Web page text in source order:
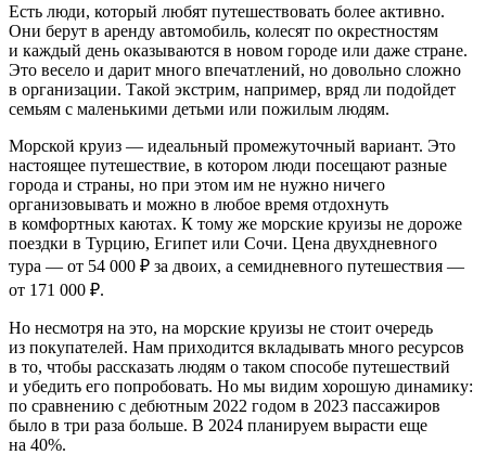
Есть люди, который любят путешествовать более активно.
Они берут в аренду автомобиль, колесят по окрестностям
и каждый день оказываются в новом городе или даже стране.
Это весело и дарит много впечатлений, но довольно сложно
в организации. Такой экстрим, например, вряд ли подойдет
семьям с маленькими детьми или пожилым людям.
Морской круиз — идеальный промежуточный вариант. Это
настоящее путешествие, в котором люди посещают разные
города и страны, но при этом им не нужно ничего
организовывать и можно в любое время отдохнуть
в комфортных каютах. К тому же морские круизы не дороже
поездки в Турцию, Египет или Сочи. Цена двухдневного
тура — от 54 000 ₽ за двоих, а семидневного путешествия —
от 171 000 ₽.
Но несмотря на это, на морские круизы не стоит очередь
из покупателей. Нам приходится вкладывать много ресурсов
в то, чтобы рассказать людям о таком способе путешествий
и убедить его попробовать. Но мы видим хорошую динамику:
по сравнению с дебютным 2022 годом в 2023 пассажиров
было в три раза больше. В 2024 планируем вырасти еще
на 40%.